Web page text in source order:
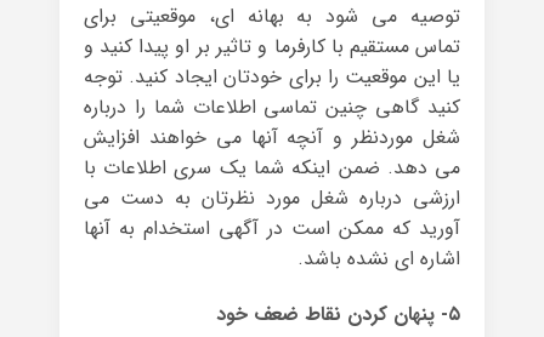
توصیه می شود به بهانه ای، موقعیتی برای
تماس مستقیم با کارفرما و تاثیر بر او پیدا کنید و
یا این موقعیت را برای خودتان ایجاد کنید. توجه
کنید گاهی چنین تماسی اطلاعات شما را درباره
شغل موردنظر و آنچه آنها می خواهند افزایش
می دهد. ضمن اینکه شما یک سری اطلاعات با
ارزشی درباره شغل مورد نظرتان به دست می
آورید که ممکن است در آگهی استخدام به آنها
اشاره ای نشده باشد.
۵- پنهان کردن نقاط ضعف خود